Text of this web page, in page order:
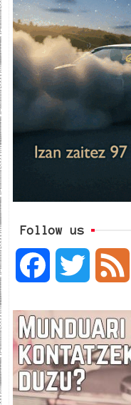
Follow us
c
e
b
i
t
t